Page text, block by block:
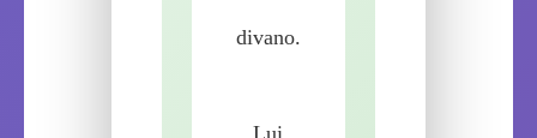
divano.
Lui